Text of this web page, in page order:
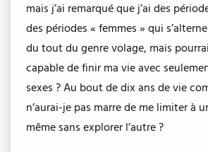
mais j’ai remarqué que j’ai des
des périodes « femmes » qui
du tout du genre volage, mais
capable de finir ma vie avec
sexes ? Au bout de dix ans de vie
n’aurai-je pas marre de me limiter à
même sans explorer l’autre ?